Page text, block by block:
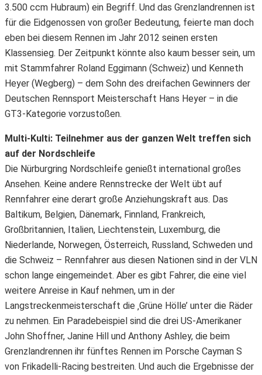
3.500 ccm Hubraum) ein Begriff. Und das Grenzlandrennen ist
für die Eidgenossen von großer Bedeutung, feierte man doch
eben bei diesem Rennen im Jahr 2012 seinen ersten
Klassensieg. Der Zeitpunkt könnte also kaum besser sein, um
mit Stammfahrer Roland Eggimann (Schweiz) und Kenneth
Heyer (Wegberg) – dem Sohn des dreifachen Gewinners der
Deutschen Rennsport Meisterschaft Hans Heyer – in die
GT3-Kategorie vorzustoßen.
Multi-Kulti: Teilnehmer aus der ganzen Welt treffen sich
auf der Nordschleife
Die Nürburgring Nordschleife genießt international großes
Ansehen. Keine andere Rennstrecke der Welt übt auf
Rennfahrer eine derart große Anziehungskraft aus. Das
Baltikum, Belgien, Dänemark, Finnland, Frankreich,
Großbritannien, Italien, Liechtenstein, Luxemburg, die
Niederlande, Norwegen, Österreich, Russland, Schweden und
die Schweiz – Rennfahrer aus diesen Nationen sind in der VLN
schon lange eingemeindet. Aber es gibt Fahrer, die eine viel
weitere Anreise in Kauf nehmen, um in der
Langstreckenmeisterschaft die ‚Grüne Hölle’ unter die Räder
zu nehmen. Ein Paradebeispiel sind die drei US-Amerikaner
John Shoffner, Janine Hill und Anthony Ashley, die beim
Grenzlandrennen ihr fünftes Rennen im Porsche Cayman S
von Frikadelli-Racing bestreiten. Und auch die Ergebnisse der